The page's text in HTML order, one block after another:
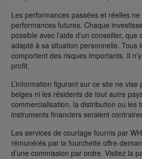
Les performances passées et réelles
performances futures. Chaque
possible avec l'aide d'un conseiller, que
adapté à sa situation personnelle. Tous
comportent des risques importants. Il
profit.
L’information figurant sur ce site ne vise
belges ni les résidents de tout autre
commercialisation, la distribution ou les
instruments financiers seraient
Les services de courtage fournis par
rémunérés par la fourchette offre-
d’une commission par ordre. Visitez la